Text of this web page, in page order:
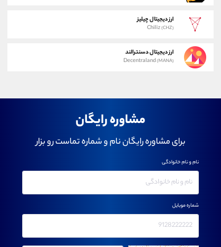
ارز دیجیتال چیلیز
Chiliz(CHZ)
ارز دیجیتال دسنترالند
Decentraland(MANA)
مشاوره رایگان
برای مشاوره رایگان نام و شماره تماست رو بزار
نام و نام خانوادگی
شماره موبایل